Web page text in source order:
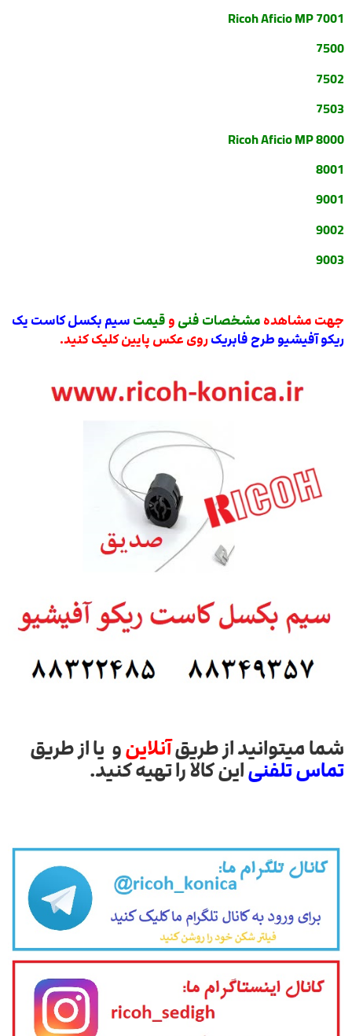
Ricoh Aficio MP 7001
7500
7502
7503
Ricoh Aficio MP 8000
8001
9001
9002
9003
جهت مشاهده مشخصات فنی و قیمت سیم بکسل کاست یک
ریکو آفیشیو طرح فابریک روی عکس پایین کلیک کنید.
شما میتوانید از طریقآنلاینو یا از طریق
تماس تلفنیاین کالا را تهیه کنید.